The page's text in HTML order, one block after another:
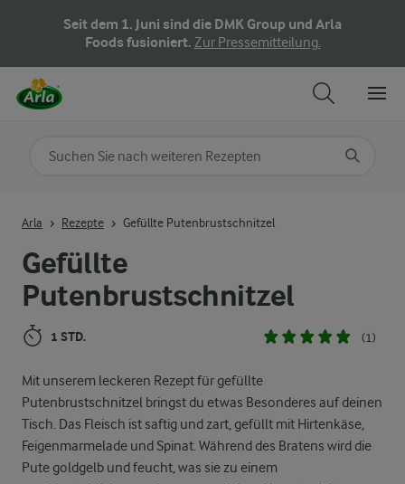
Seit dem 1. Juni sind die DMK Group und Arla
Foods fusioniert. Zur Pressemitteilung.
Gefüllte
Putenbrustschnitzel
1 STD. (1)
Mit unserem leckeren Rezept für gefüllte
Putenbrustschnitzel bringst du etwas Besonderes auf deinen
Tisch. Das Fleisch ist saftig und zart, gefüllt mit Hirtenkäse,
Feigenmarmelade und Spinat. Während des Bratens wird die
Pute goldgelb und feucht, was sie zu einem
Arla Rezepte Gefüllte Putenbrustschnitzel
Nach Kategorie suchen